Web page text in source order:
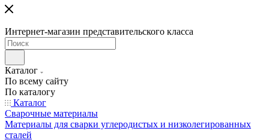
Интернет-магазин представительского класса
Каталог
По всему сайту
По каталогу
Каталог
Сварочные материалы
Материалы для сварки углеродистых и низколегированных
сталей